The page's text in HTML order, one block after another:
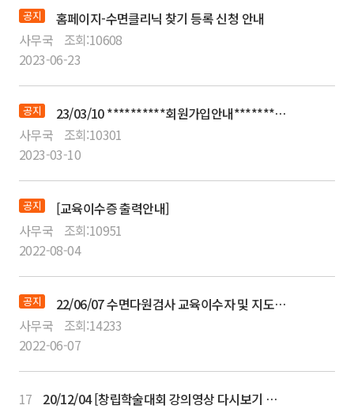
공지
홈페이지-수면클리닉 찾기 등록 신청 안내
사무국
조회:10608
2023-06-23
공지
23/03/10 **********회원가입안내************ [필독]
사무국
조회:10301
2023-03-10
공지
[교육이수증 출력안내]
사무국
조회:10951
2022-08-04
공지
22/06/07 수면다원검사 교육이수자 및 지도의사 취득절차 안내
사무국
조회:14233
2022-06-07
17
20/12/04 [창립학술대회 강의영상 다시보기 서비스 안내]